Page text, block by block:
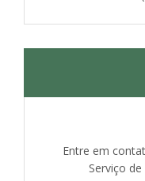
Entre em
Serviço